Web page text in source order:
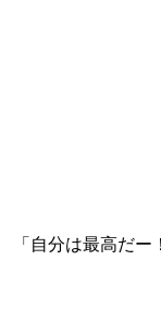
自分は最高だー